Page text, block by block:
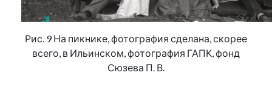
Рис. 9 На пикнике, фотография сделана, скорее
всего, в Ильинском, фотография ГАПК, фонд
Сюзева П. В.